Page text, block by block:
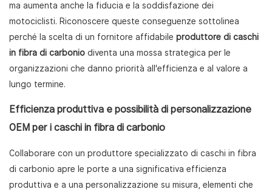
ma aumenta anche la fiducia e la soddisfazione dei
motociclisti. Riconoscere queste conseguenze sottolinea
perché la scelta di un fornitore affidabile produttore di caschi
in fibra di carbonio diventa una mossa strategica per le
organizzazioni che danno priorità all'efficienza e al valore a
lungo termine.
Efficienza produttiva e possibilità di personalizzazione
OEM per i caschi in fibra di carbonio
Collaborare con un produttore specializzato di caschi in fibra
di carbonio apre le porte a una significativa efficienza
produttiva e a una personalizzazione su misura, elementi che